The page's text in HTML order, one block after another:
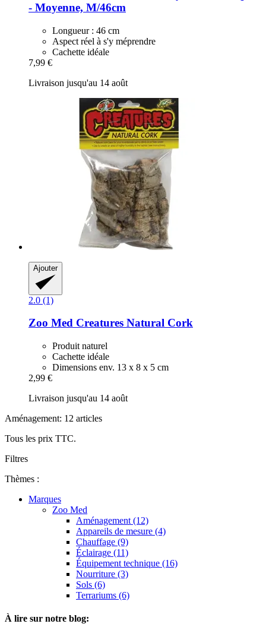
-​ Moyenne, M/46cm
Longueur : 46 cm
Aspect réel à s'y méprendre
Cachette idéale
7,99 €
Livraison jusqu'au 14 août
Ajouter
2.0 (1)
Zoo Med Creatures Natural Cork
Produit naturel
Cachette idéale
Dimensions env. 13 x 8 x 5 cm
2,99 €
Livraison jusqu'au 14 août
Aménagement: 12 articles
Tous les prix TTC.
Filtres
Thèmes :
Marques
Zoo Med
Aménagement (12)
Appareils de mesure (4)
Chauffage (9)
Éclairage (11)
Équipement technique (16)
Nourriture (3)
Sols (6)
Terrariums (6)
À lire sur notre blog: